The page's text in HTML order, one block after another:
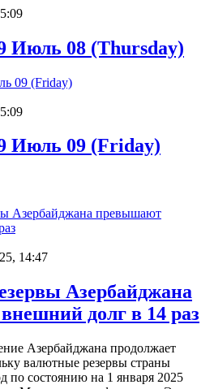
Июль 08 (Thursday)
Июль 09 (Friday)
14:47
Азербайджана
долг в 14 раз
Азербайджана продолжает
валютные резервы страны
по состоянию на 1 января 2025